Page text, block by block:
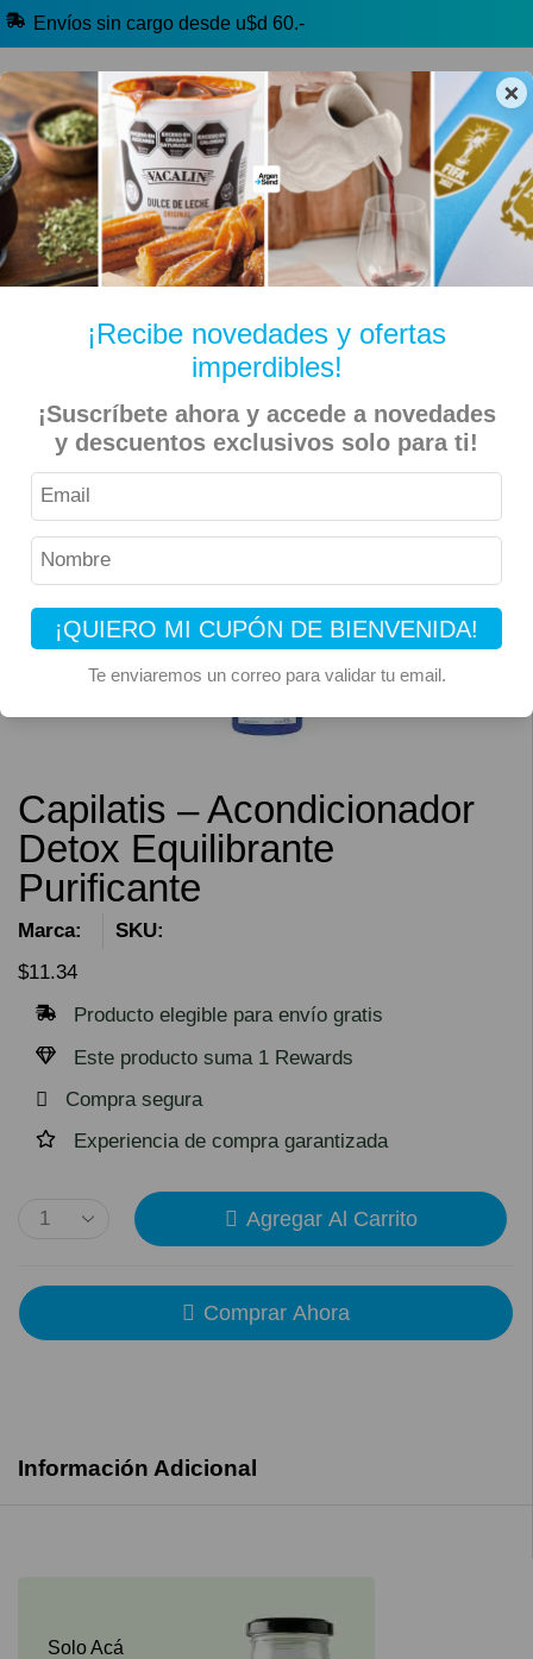
×
¡Recibe novedades y ofertas
imperdibles!
¡Suscríbete ahora y accede a novedades
y descuentos exclusivos solo para ti!
¡QUIERO MI CUPÓN DE BIENVENIDA!
Te enviaremos un correo para validar tu email.
Envíos sin cargo desde u$d 60.-
🔥 Alfajores y Golosinas
🧉 Clásicos argentinos 🏷️ Todas las categorías
Inicio Belleza y Salud Jabones y Shampoo
Capilatis – Acondicionador Detox Equilibrante Purificante
Capilatis – Acondicionador
Detox Equilibrante
Purificante
Marca:
SKU:
$11.34
Producto elegible para envío gratis
Este producto suma 1 Rewards
Compra segura
Experiencia de compra garantizada
Agregar Al Carrito
Comprar Ahora
Información Adicional
Solo Acá